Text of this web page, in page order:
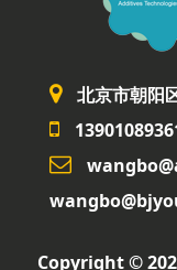
北京市朝阳
Copyright ©